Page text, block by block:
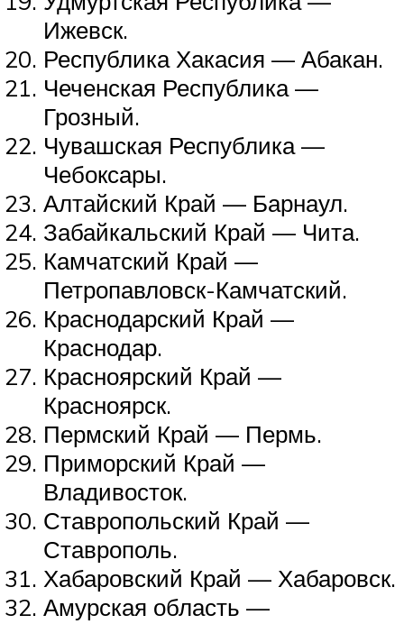
Ижевск.
Республика Хакасия — Абакан.
Чеченская Республика —
Грозный.
Чувашская Республика —
Чебоксары.
Алтайский Край — Барнаул.
Забайкальский Край — Чита.
Камчатский Край —
Петропавловск-Камчатский.
Краснодарский Край —
Краснодар.
Красноярский Край —
Красноярск.
Пермский Край — Пермь.
Приморский Край —
Владивосток.
Ставропольский Край —
Ставрополь.
Хабаровский Край — Хабаровск.
Амурская область —